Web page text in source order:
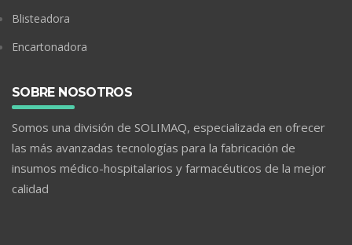
Blisteadora
Encartonadora
SOBRE NOSOTROS
Somos una división de SOLIMAQ, especializada en ofrecer
las más avanzadas tecnologías para la fabricación de
insumos médico-hospitalarios y farmacéuticos de la mejor
calidad